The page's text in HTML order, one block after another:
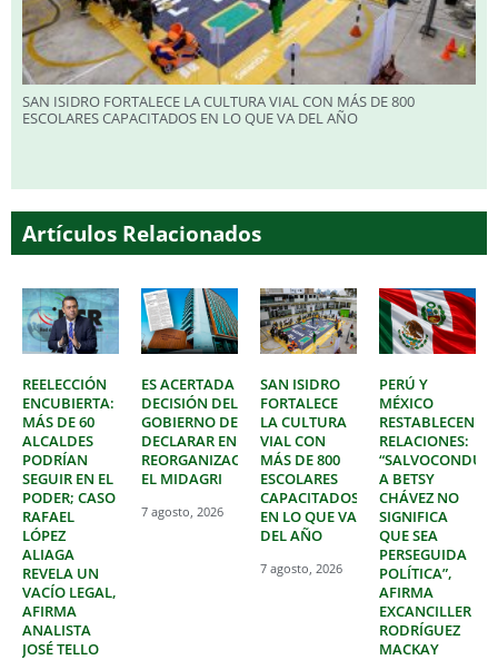
SAN ISIDRO FORTALECE LA CULTURA VIAL CON MÁS DE 800
ESCOLARES CAPACITADOS EN LO QUE VA DEL AÑO
Artículos Relacionados
REELECCIÓN
ENCUBIERTA:
MÁS DE 60
ALCALDES
PODRÍAN
SEGUIR EN EL
PODER; CASO
RAFAEL
LÓPEZ
ALIAGA
REVELA UN
VACÍO LEGAL,
AFIRMA
ANALISTA
JOSÉ TELLO
ES ACERTADA
DECISIÓN DEL
GOBIERNO DE
DECLARAR EN
REORGANIZACIÓN
EL MIDAGRI
7 agosto, 2026
SAN ISIDRO
FORTALECE
LA CULTURA
VIAL CON
MÁS DE 800
ESCOLARES
CAPACITADOS
EN LO QUE VA
DEL AÑO
7 agosto, 2026
PERÚ Y
MÉXICO
RESTABLECEN
RELACIONES:
A BETSY
CHÁVEZ NO
SIGNIFICA
QUE SEA
PERSEGUIDA
POLÍTICA”,
AFIRMA
EXCANCILLER
RODRÍGUEZ
MACKAY